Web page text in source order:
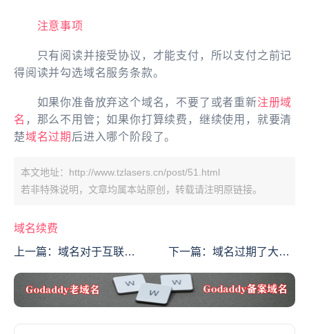
注意事项
只有阅读并接受协议，才能支付，所以支付之前记
得阅读并勾选域名服务条款。
如果你准备放弃这个域名，不要了或者重新注册域
名 ，那么不用管；如果你打算续费，继续使用，就要清
楚域名过期 后进入哪个阶段了。
本文地址：http://www.tzlasers.cn/post/51.html
若非特殊说明，文章均属本站原创，转载请注明原链接。
域名续费
上一篇： 域名对于互联网
域名注册？
下一篇：域名过期了大家
户